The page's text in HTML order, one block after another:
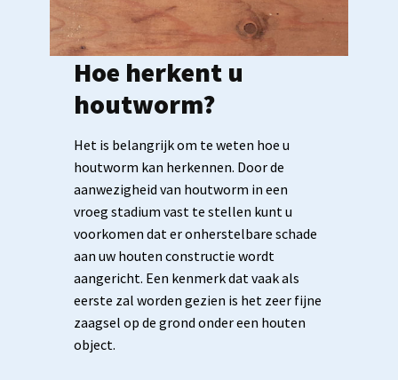
Hoe herkent u
houtworm?
Het is belangrijk om te weten hoe u
houtworm kan herkennen. Door de
aanwezigheid van houtworm in een
vroeg stadium vast te stellen kunt u
voorkomen dat er onherstelbare schade
aan uw houten constructie wordt
aangericht. Een kenmerk dat vaak als
eerste zal worden gezien is het zeer fijne
zaagsel op de grond onder een houten
object.